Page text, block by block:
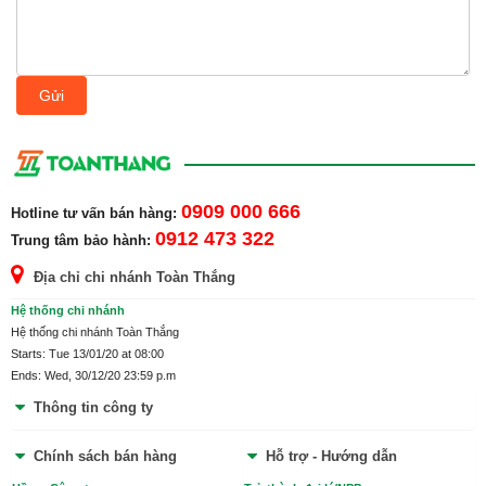
CHI NHÁNH THANH HÓA 1
(Số 359 Bà Triệu, phường Đông Thọ, TP.Thanh Hóa, Tỉnh Thanh Hóa)
CHI NHÁNH THANH HÓA 2
(thôn Hố Dăm, xã Xuân Phú, huyện Thọ Xuân, Thanh Hóa)
CHI NHÁNH NGHỆ AN 2
(Xóm Đông Mỹ, Xã Đông Hiếu, Thị Xã Thái Hòa, Nghệ An)
CHI NHÁNH NGHỆ AN 1
Gửi
Hotline tư vấn bán hàng: 0909 000 666
Trung tâm bảo hành: 0912 473 322
Địa chỉ chi nhánh Toàn Thắng
Hệ thống chi nhánh
Hệ thống chi nhánh Toàn Thắng
Starts: Tue 13/01/20 at 08:00
Ends: Wed, 30/12/20 23:59 p.m
Thông tin công ty
Chính sách bán hàng Hỗ trợ - Hướng dẫn